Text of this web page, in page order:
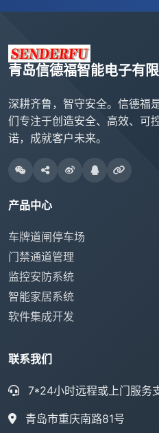
青岛信德福智能电子有
深耕齐鲁，智守安全。信德福
们专注于创造安全、高效、可
诺，成就客户未来。
产品中心
车牌道闸停车场
门禁通道管理
监控安防系统
智能家居系统
软件集成开发
联系我们
7*24小时远程或上门服务
青岛市重庆南路81号